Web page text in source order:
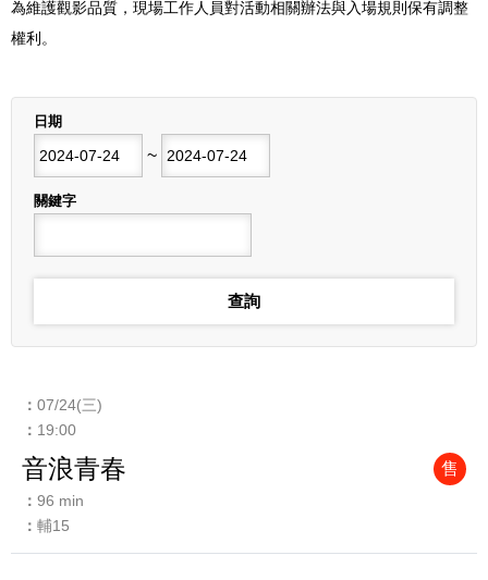
為維護觀影品質，現場工作人員對活動相關辦法與入場規則保有調整
權利。
日期
~
結束日期
關鍵字
07/24(三)
19:00
音浪青春 售
96 min
輔15